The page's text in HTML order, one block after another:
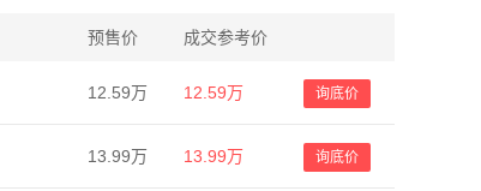
预售价 成交参考价
12.59万 12.59万 询底价
13.99万 13.99万 询底价